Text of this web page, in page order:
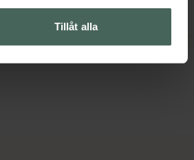
Tillåt alla